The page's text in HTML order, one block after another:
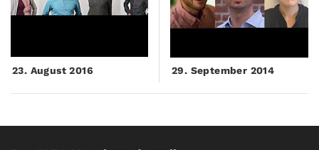
23. August 2016 29. September 2014